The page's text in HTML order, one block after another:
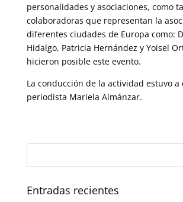
personalidades y asociaciones, como
colaboradoras que representan la
diferentes ciudades de Europa como:
Hidalgo, Patricia Hernández y Yoisel
hicieron posible este evento.
La conducción de la actividad estuvo a
periodista Mariela Almánzar.
Entradas recientes